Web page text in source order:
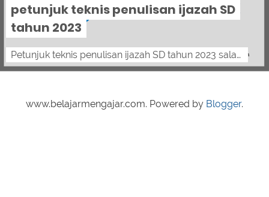
petunjuk teknis penulisan ijazah SD
tahun 2023
Petunjuk teknis penulisan ijazah SD tahun 2023 salam pendidik, berikut petunjuk teknis penulisan ijazah SD tahun 2023 BERDASARKAN PERATUR...
www.belajarmengajar.com. Powered by Blogger.